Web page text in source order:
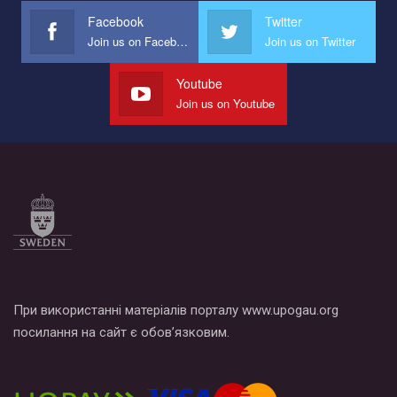
Facebook
Join us on Facebook
Twitter
Join us on Twitter
Youtube
Join us on Youtube
При використанні матеріалів порталу www.upogau.org
посилання на сайт є обов’язковим.